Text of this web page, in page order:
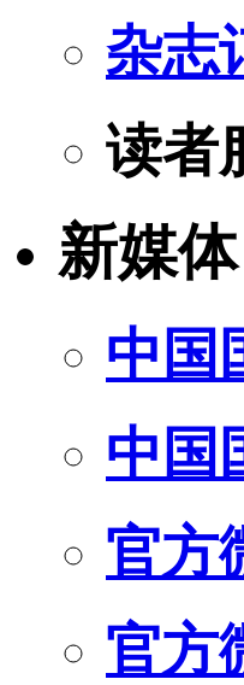
杂志
读者
新媒体
中国
中国
官方
官方